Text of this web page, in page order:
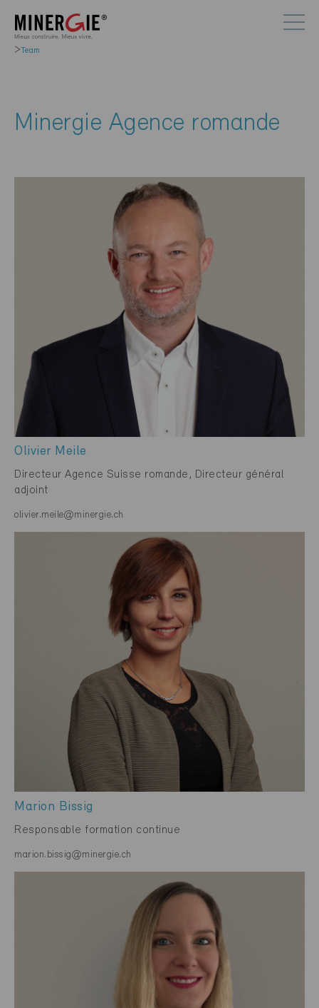
Team
Minergie Agence romande
Olivier Meile
Directeur Agence Suisse romande, Directeur général
adjoint
olivier.meile@minergie.ch
Marion Bissig
Responsable formation continue
marion.bissig@minergie.ch